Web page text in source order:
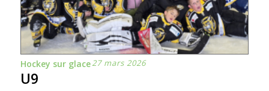
Hockey sur glace27 mars 2026
U9